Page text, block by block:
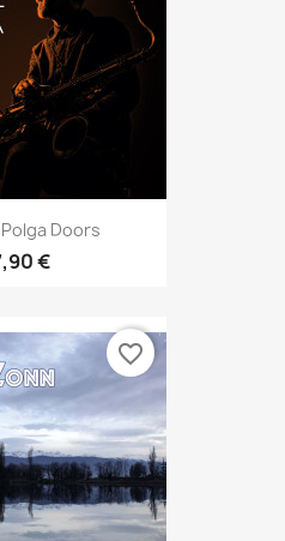
Doors
€
favorite_border